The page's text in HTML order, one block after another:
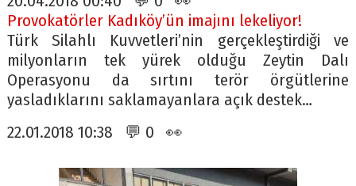
Provokatörler Kadıköy’ün imajını lekeliyor!
Türk Silahlı Kuvvetleri’nin gerçekleştirdiği ve
milyonların tek yürek olduğu Zeytin Dalı
Operasyonu da sırtını terör örgütlerine
yasladıklarını saklamayanlara açık destek…
22.01.2018 10:38 💬 0 👀